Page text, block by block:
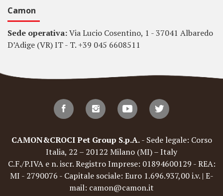
Camon
Sede operativa:Via Lucio Cosentino, 1 - 37041 Albaredo
D’Adige (VR) IT - T. +39 045 6608511
CAMON&CROCI Pet Group S.p.A.- Sede legale: Corso
Italia, 22 – 20122 Milano (MI) – Italy
C.F./P.IVA e n. iscr. Registro Imprese: 01894600129 - REA:
MI - 2790076 - Capitale sociale: Euro 1.696.937,00 i.v. | E-
mail: camon@camon.it